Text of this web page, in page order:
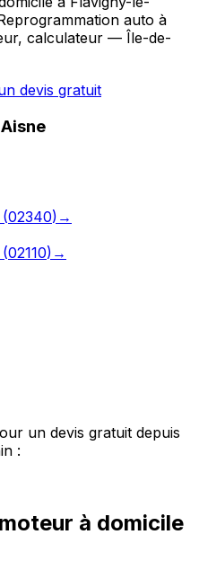
auto à
calculateur — Île-de-
devis gratuit
Aisne
(02340) →
(02110) →
un devis gratuit depuis
:
à domicile